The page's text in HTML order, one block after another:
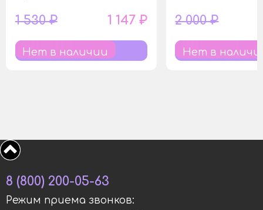
1 530 ₽ 1 147 ₽
Нет в наличии
2 000 ₽
Нет в
8 (800) 200-05-63
Режим приема звонков: